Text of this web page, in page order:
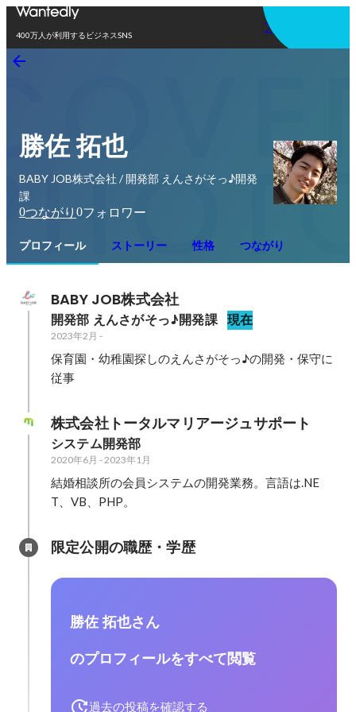
400万人が利用するビジネスSNS
アプリを使う
勝佐 拓也
BABY JOB株式会社 / 開発部 えんさがそっ♪開発
課
0つながり 0フォロワー
プロフィール ストーリー 性格 つながり
BABY JOB株式会社
開発部 えんさがそっ♪開発課 現在
2023年2月 -
保育園・幼稚園探しのえんさがそっ♪の開発・保守に
従事
株式会社トータルマリアージュサポート
システム開発部
2020年6月 -2023年1月
結婚相談所の会員システムの開発業務。言語は.NE
T、VB、PHP。
限定公開の職歴・学歴
勝佐 拓也さん
のプロフィールをすべて閲覧
過去の投稿を確認する